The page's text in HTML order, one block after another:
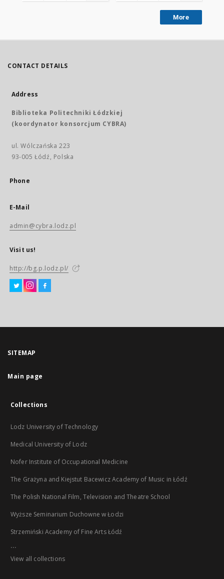
More
CONTACT DETAILS
Address
Biblioteka Politechniki Łódzkiej
(koordynator konsorcjum CYBRA)
ul. Wólczańska 223
93-005 Łódź, Polska
Phone
E-Mail
admin@cybra.lodz.pl
Visit us!
http://bg.p.lodz.pl/
SITEMAP
Main page
Collections
Lodz University of Technology
Medical University of Lodz
Nofer Institute of Occupational Medicine
The Grażyna and Kiejstut Bacewicz Academy of Music in Łódź
The Polish National Film, Television and Theatre School
Wyższe Seminarium Duchowne w Łodzi
Strzemiński Academy of Fine Arts Łódź
...
View all collections